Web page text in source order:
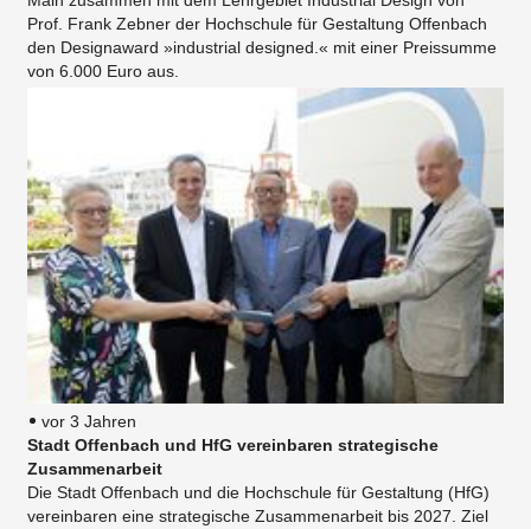
Prof. Frank Zebner der Hochschule für Gestaltung Offenbach
den Designaward »industrial designed.« mit einer Preissumme
von 6.000 Euro aus.
vor 3 Jahren
Stadt Offenbach und HfG vereinbaren strategische
Zusammenarbeit
Die Stadt Offenbach und die Hochschule für Gestaltung (HfG)
vereinbaren eine strategische Zusammenarbeit bis 2027. Ziel